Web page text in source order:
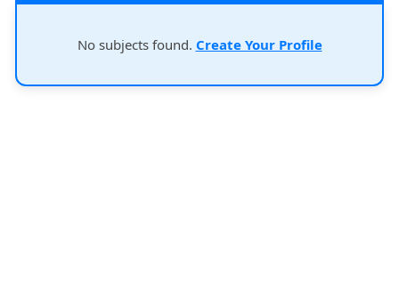
No subjects found. Create Your Profile